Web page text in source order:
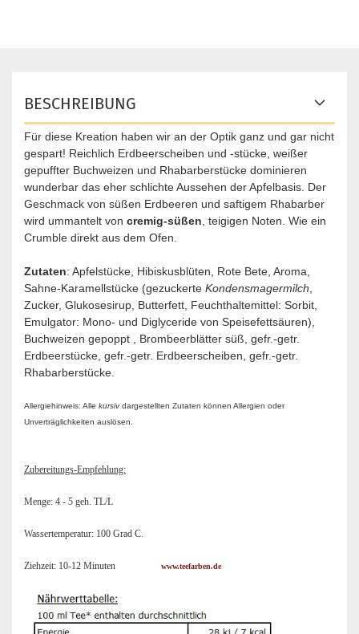
BESCHREIBUNG
Für diese Kreation haben wir an der Optik ganz und gar nicht
gespart! Reichlich Erdbeerscheiben und -stücke, weißer
gepuffter Buchweizen und Rhabarberstücke dominieren
wunderbar das eher schlichte Aussehen der Apfelbasis. Der
Geschmack von süßen Erdbeeren und saftigem Rhabarber
wird ummantelt von cremig-süßen , teigigen Noten. Wie ein
Crumble direkt aus dem Ofen.
Zutaten: Apfelstücke, Hibiskusblüten, Rote Bete, Aroma,
Sahne-Karamellstücke (gezuckerte Kondensmagermilch
Zucker, Glukosesirup, Butterfett, Feuchthaltemittel: Sorbit,
Emulgator: Mono- und Diglyceride von Speisefettsäuren),
Buchweizen gepoppt , Brombeerblätter süß, gefr.-getr.
Erdbeerstücke, gefr.-getr. Erdbeerscheiben, gefr.-getr.
Rhabarberstücke.
Allergiehinweis: Alle kursivdargestellten Zutaten können Allergien oder
Unverträglichkeiten auslösen.
Zubereitungs-Empfehlung:
Menge: 4 - 5 geh. TL/L
Wassertemperatur: 100 Grad C.
Ziehzeit: 10-12 Minuten www.teefarben.de